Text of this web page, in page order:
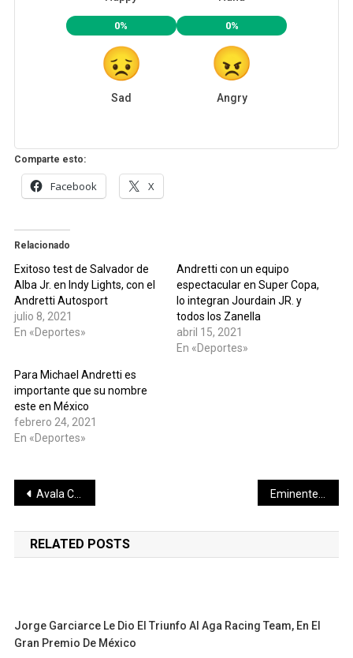
0%
Sad
0%
Angry
Comparte esto:
Facebook X
Relacionado
Exitoso test de Salvador de
Alba Jr. en Indy Lights, con el
Andretti Autosport
julio 8, 2021
En «Deportes»
Andretti con un equipo
espectacular en Super Copa,
lo integran Jourdain JR. y
todos los Zanella
abril 15, 2021
En «Deportes»
Para Michael Andretti es
importante que su nombre
este en México
febrero 24, 2021
En «Deportes»
Navegación
de
entradas
Avala Copame instalaciones del Centro Deportivo Paralímpico de Yucatán
RELATED POSTS
Jorge Garciarce Le Dio El Triunfo Al Aga Racing Team, En El
Gran Premio De México